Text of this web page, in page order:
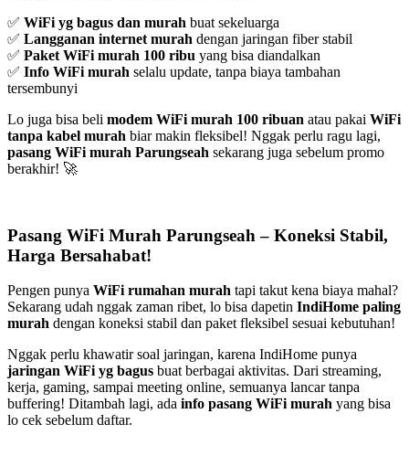
✅ WiFi yg bagus dan murah buat sekeluarga
✅ Langganan internet murah dengan jaringan fiber stabil
✅ Paket WiFi murah 100 ribu yang bisa diandalkan
✅ Info WiFi murah selalu update, tanpa biaya tambahan
tersembunyi
Lo juga bisa beli modem WiFi murah 100 ribuan atau pakai WiFi
tanpa kabel murah biar makin fleksibel! Nggak perlu ragu lagi,
pasang WiFi murah Parungseah sekarang juga sebelum promo
berakhir! 🚀
Pasang WiFi Murah Parungseah – Koneksi Stabil,
Harga Bersahabat!
Pengen punya WiFi rumahan murah tapi takut kena biaya mahal?
Sekarang udah nggak zaman ribet, lo bisa dapetin IndiHome paling
murah dengan koneksi stabil dan paket fleksibel sesuai kebutuhan!
Nggak perlu khawatir soal jaringan, karena IndiHome punya
jaringan WiFi yg bagus buat berbagai aktivitas. Dari streaming,
kerja, gaming, sampai meeting online, semuanya lancar tanpa
buffering! Ditambah lagi, ada info pasang WiFi murah yang bisa
lo cek sebelum daftar.